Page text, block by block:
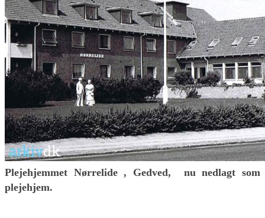
Plejehjemmet Nørrelide , Gedved, nu nedlagt som
plejehjem.